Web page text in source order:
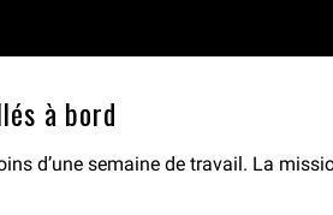
à bord
d’une semaine de travail. La